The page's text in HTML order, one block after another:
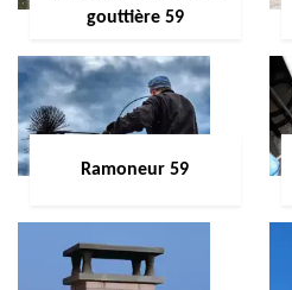
gouttière 59
Ramoneur 59